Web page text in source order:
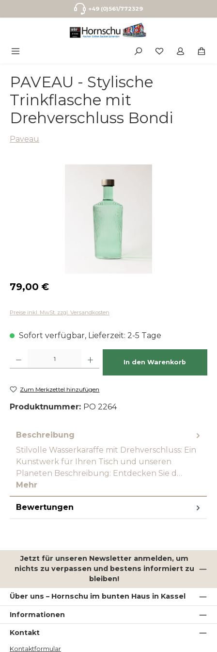
Zum Hauptinhalt springen+49 (0)561/772329
PAVEAU - Stylische
Trinkflasche mit
Drehverschluss Bondi
Paveau
Regulärer Preis:
79,00 €
Preise inkl. MwSt. zzgl. Versandkosten
Sofort verfügbar, Lieferzeit: 2-5 Tage
In den Warenkorb
Zum Merkzettel hinzufügen
Produktnummer: PO 2264
Beschreibung
Stilvolle Wasserkaraffe mit Drehverschluss: Ein
Kunstwerk für Ihren Tisch und unseren
Planeten Beschreibung: Entdecken Sie d…
Mehr
Bewertungen
Jetzt für unseren Newsletter anmelden, um
nichts zu verpassen und bestens informiert zu
bleiben!
Über uns – Hornschu im bunten Haus in Kassel
Informationen
Kontakt
Kontaktformular